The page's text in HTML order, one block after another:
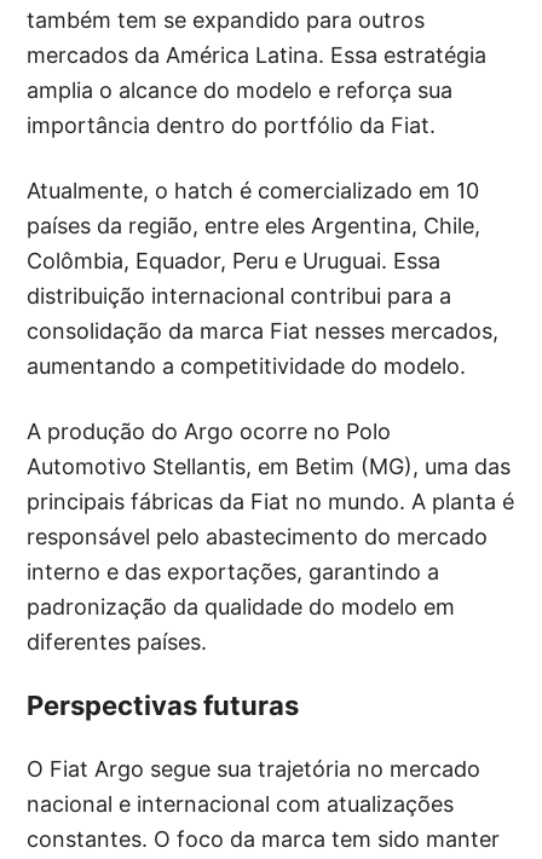
também tem se expandido para outros
mercados da América Latina. Essa estratégia
amplia o alcance do modelo e reforça sua
importância dentro do portfólio da Fiat.
Atualmente, o hatch é comercializado em 10
países da região, entre eles Argentina, Chile,
Colômbia, Equador, Peru e Uruguai. Essa
distribuição internacional contribui para a
consolidação da marca Fiat nesses mercados,
aumentando a competitividade do modelo.
A produção do Argo ocorre no Polo
Automotivo Stellantis, em Betim (MG), uma das
principais fábricas da Fiat no mundo. A planta é
responsável pelo abastecimento do mercado
interno e das exportações, garantindo a
padronização da qualidade do modelo em
diferentes países.
Perspectivas futuras
O Fiat Argo segue sua trajetória no mercado
nacional e internacional com atualizações
constantes. O foco da marca tem sido manter